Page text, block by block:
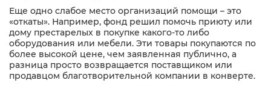
Еще одно слабое место организаций помощи – это
«откаты». Например, фонд решил помочь приюту или
дому престарелых в покупке какого-то либо
оборудования или мебели. Эти товары покупаются по
более высокой цене, чем заявленная публично, а
разница просто возвращается поставщиком или
продавцом благотворительной компании в конверте.
Дата рождения
Желаемый
Дата рождения
Серия и номер
паспорта
Серия и номер
паспорта
Дата выдачи паспорта
Дата рождения
Серия и номер
паспорта